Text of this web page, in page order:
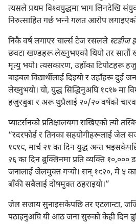
त्यसले प्रथम विश्‍वयुद्धमा भाग लिनदेखि
निरुत्साहित गर्छ भन्‍ने गलत आरोप
निकै वर्ष लगाएर चार्ल्स टेज रसलले स्टडीज
छवटा खण्डहरू लेख्नुभएको थियो तर सातौं
मृत्यु भयो। त्यसकारण, उहाँका टिपोटहरू
बाइबल विद्यार्थीलाई दिइयो र उहाँहरू दुई
लेख्नुभयो। यो, युद्ध सिद्धिनुअघि १९१७ मा
हजुरबुबा र अरू थुप्रैलाई २०/२० वर्षको
प्याटर्सनको प्रतिक्षालयमा राखिएको त्यो
“रदरफोर्ड र तिनका सहयोगीहरूलाई जेल
१९१९, मार्च २१ का दिन युद्ध अन्त
२६ का दिन ब्रुक्लिनमा प्रति व्यक्‍ति
जनालाई जेलमुक्‍त गऱ्‍यो। सन्‌ १९२०, मे ५
बाँकी सबैलाई दोषमुक्‍त ठहराइयो।”
जेल सजाय सुनाइसकेपछि तर एटलान्टा,
पठाइनुअघि यी आठ जना सुरुको केही दिन